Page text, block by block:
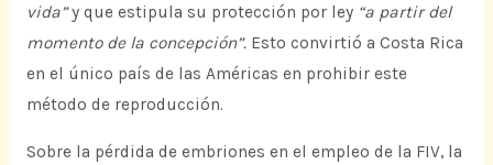
vida”y que estipula su protección por ley “a partir del
momento de la concepción”.Esto convirtió a Costa Rica
en el único país de las Américas en prohibir este
método de reproducción.
Sobre la pérdida de embriones en el empleo de la FIV, la